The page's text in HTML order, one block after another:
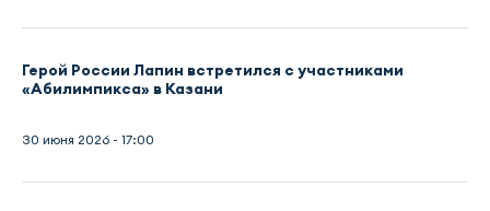
Герой России Лапин встретился с участниками
«Абилимпикса» в Казани
30 июня 2026 - 17:00